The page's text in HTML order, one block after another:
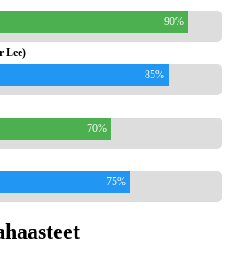
90%
Lee)
85%
70%
75%